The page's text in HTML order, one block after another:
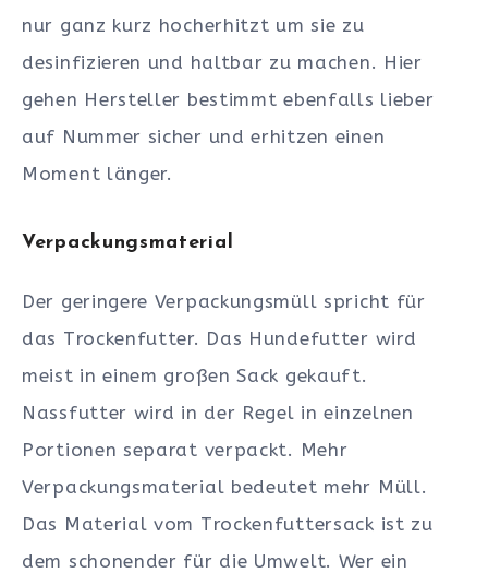
nur ganz kurz hocherhitzt um sie zu
desinfizieren und haltbar zu machen. Hier
gehen Hersteller bestimmt ebenfalls lieber
auf Nummer sicher und erhitzen einen
Moment länger.
Verpackungsmaterial
Der geringere Verpackungsmüll spricht für
das Trockenfutter. Das Hundefutter wird
meist in einem großen Sack gekauft.
Nassfutter wird in der Regel in einzelnen
Portionen separat verpackt. Mehr
Verpackungsmaterial bedeutet mehr Müll.
Das Material vom Trockenfuttersack ist zu
dem schonender für die Umwelt. Wer ein